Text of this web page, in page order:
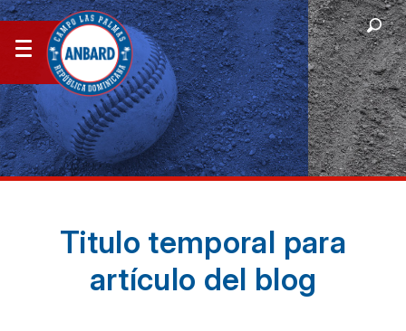
Titulo temporal para
artículo del blog